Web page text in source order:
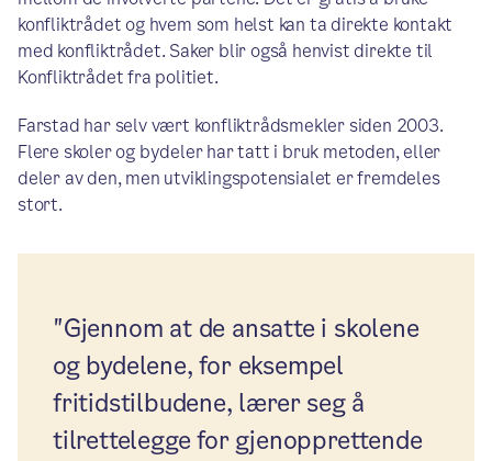
konfliktrådet og hvem som helst kan ta direkte kontakt
med konfliktrådet. Saker blir også henvist direkte til
Konfliktrådet fra politiet.
Farstad har selv vært konfliktrådsmekler siden 2003.
Flere skoler og bydeler har tatt i bruk metoden, eller
deler av den, men utviklingspotensialet er fremdeles
stort.
"Gjennom at de ansatte i skolene
og bydelene, for eksempel
fritidstilbudene, lærer seg å
tilrettelegge for gjenopprettende